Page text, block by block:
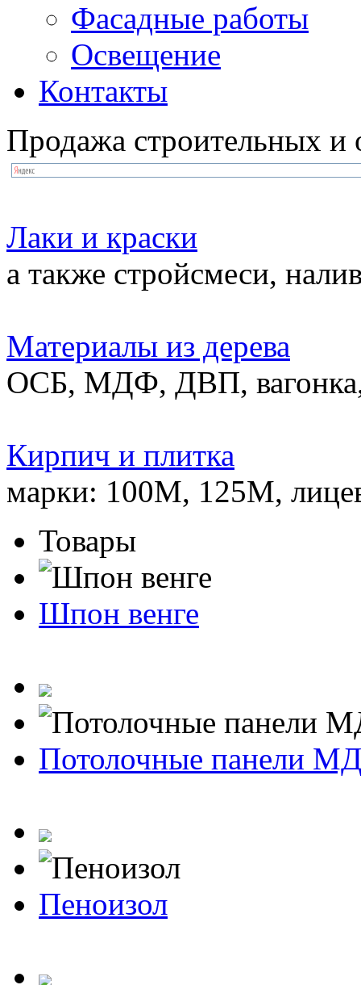
Фасадные работы
Освещение
Контакты
Продажа строительных и
Лаки и краски
а также стройсмеси,
Материалы из дерева
ОСБ, МДФ, ДВП,
Кирпич и плитка
марки: 100М, 125М,
Товары
Шпон венге
Потолочные панели
Пеноизол